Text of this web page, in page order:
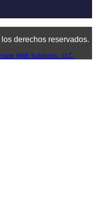
derechos reservados.
Web Solutions, LLC.